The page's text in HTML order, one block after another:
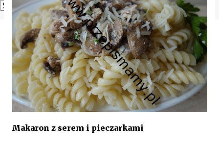
Powered by Translate
Makaron z serem i pieczarkami